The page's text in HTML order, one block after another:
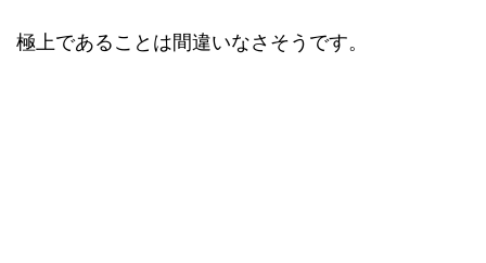
極上であることは間違いなさそうです。